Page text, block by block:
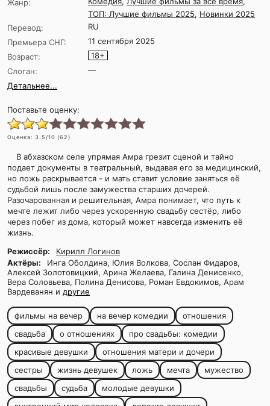
Жанр:
ТОП: Лучшие фильмы 2025, Новинки 2025
Перевод:
RU
Премьера СНГ:
11 сентября 2025
Возраст:
18+
Слоган:
—
Детальнее...
Поставьте оценку:
Оценка: 3.5/10 (62)
В абхазском селе упрямая Амра грезит сценой и тайно
подает документы в театральный, выдавая его за медицинский,
но ложь раскрывается - и мать ставит условие заняться её
судьбой лишь после замужества старших дочерей.
Разочарованная и решительная, Амра понимает, что путь к
мечте лежит либо через ускоренную свадьбу сестёр, либо
через побег из дома, который может навсегда изменить её
жизнь.
Режиссёр:
Кирилл Логинов
Актёры:
Инга Оболдина, Юлия Волкова, Сослан Фидаров,
Алексей Золотовицкий, Арина Желаева, Галина Денисенко,
Вера Соловьева, Полина Денисова, Роман Евдокимов, Арам
Вардеванян и другие
фильмы на вечер на вечер комедии
отношения
свадьба
о отношениях
про свадьбы: комедии
красивые девушки
отношения матери и дочери
сестры
жизнь девушек ложь мечта
мужество
свадьбы
судьба
молодые девушки